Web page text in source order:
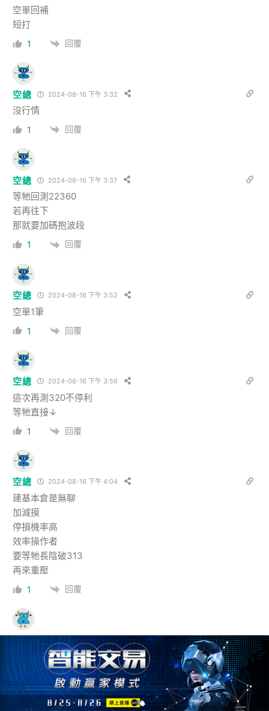
空單回補
短打
1 回覆
空總 2024-08-16 下午 3:32
沒行情
1 回覆
空總 2024-08-16 下午 3:37
等牠回測22360
若再往下
那就要加碼抱波段
1 回覆
空總 2024-08-16 下午 3:52
空單1筆
1 回覆
空總 2024-08-16 下午 3:56
這次再測320不停利
等牠直接↓
1 回覆
空總 2024-08-16 下午 4:04
建基本倉是無聊
加減摸
停損機率高
效率操作者
要等牠長陰破313
再來重壓
1 回覆
空一下 2024-08-16 下午 4:19
跟微空一筆
回覆